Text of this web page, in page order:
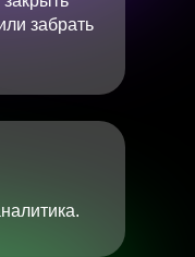
забрать